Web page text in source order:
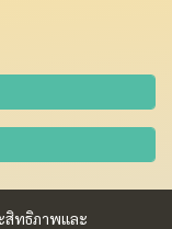
สิทธิภาพและ